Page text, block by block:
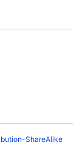
ShareAlike